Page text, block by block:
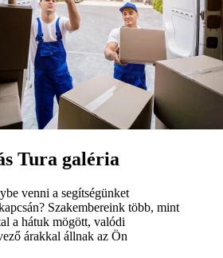
Tura galéria
venni a segítségünket
Szakembereink több, mint
a hátuk mögött, valódi
árakkal állnak az Ön